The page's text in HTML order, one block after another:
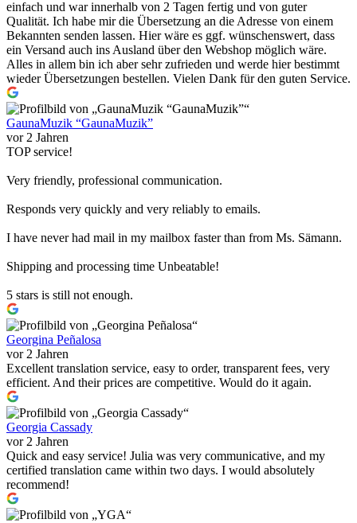
einfach und war innerhalb von 2 Tagen fertig und von guter
Qualität. Ich habe mir die Übersetzung an die Adresse von einem
Bekannten senden lassen. Hier wäre es ggf. wünschenswert, dass
ein Versand auch ins Ausland über den Webshop möglich wäre.
Alles in allem bin ich aber sehr zufrieden und werde hier bestimmt
wieder Übersetzungen bestellen. Vielen Dank für den guten Service.
GaunaMuzik “GaunaMuzik”
vor 2 Jahren
TOP service!
Very friendly, professional communication.
Responds very quickly and very reliably to emails.
I have never had mail in my mailbox faster than from Ms. Sämann.
Shipping and processing time Unbeatable!
5 stars is still not enough.
Georgina Peñalosa
vor 2 Jahren
Excellent translation service, easy to order, transparent fees, very
efficient. And their prices are competitive. Would do it again.
Georgia Cassady
vor 2 Jahren
Quick and easy service! Julia was very communicative, and my
certified translation came within two days. I would absolutely
recommend!